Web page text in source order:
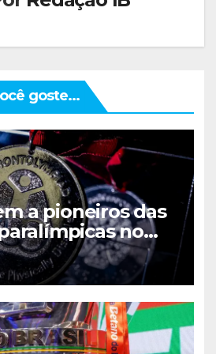
goste...
a pioneiros das
no